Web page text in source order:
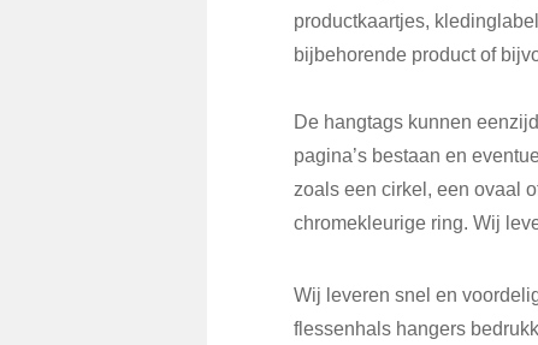
productkaartjes,
bijbehorende product of
De hangtags kunnen
pagina’s bestaan en
zoals een cirkel, een ovaal
chromekleurige ring. Wij
Wij leveren snel en
flessenhals hangers